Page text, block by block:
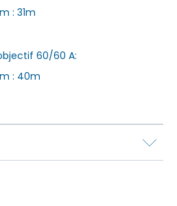
: 31m
60/60 A:
: 40m